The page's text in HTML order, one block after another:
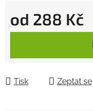
od 288 Kč
Měrná cena:
Tisk Zeptat se